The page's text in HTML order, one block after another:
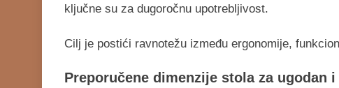
ključne su za dugoročnu upotrebljivost.
Cilj je postići ravnotežu između ergonomije,
Preporučene dimenzije stola za ugodan i